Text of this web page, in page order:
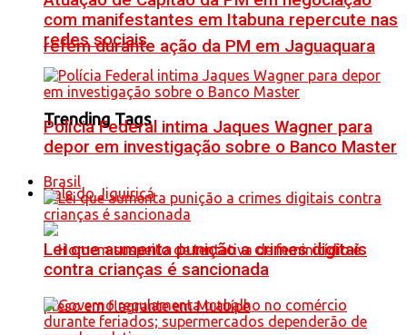
refém durante ação da PM em Jaguaquara
Trending Tags
Vale do Jiquiriçá
com manifestantes em Itabuna repercute nas
redes sociais
Polícia Federal intima Jaques Wagner para
depor em investigação sobre o Banco Master
Brasil
Lei que aumenta punição a crimes digitais
contra crianças é sancionada